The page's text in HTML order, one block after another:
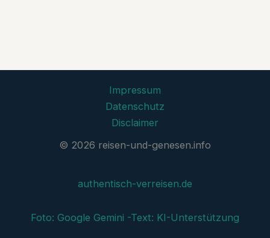
Impressum
Datenschutz
Disclaimer
© 2026 reisen-und-genesen.info
authentisch-verreisen.de
Foto: Google Gemini -Text: KI-Unterstützung